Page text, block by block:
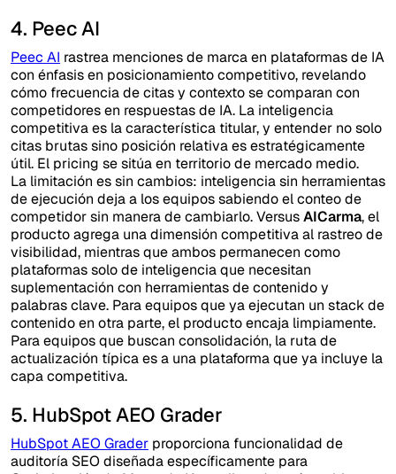
4. Peec AI
Peec AI rastrea menciones de marca en plataformas de IA
con énfasis en posicionamiento competitivo, revelando
cómo frecuencia de citas y contexto se comparan con
competidores en respuestas de IA. La inteligencia
competitiva es la característica titular, y entender no solo
citas brutas sino posición relativa es estratégicamente
útil. El pricing se sitúa en territorio de mercado medio.
La limitación es sin cambios: inteligencia sin herramientas
de ejecución deja a los equipos sabiendo el conteo de
competidor sin manera de cambiarlo. VersusAICarma, el
producto agrega una dimensión competitiva al rastreo de
visibilidad, mientras que ambos permanecen como
plataformas solo de inteligencia que necesitan
suplementación con herramientas de contenido y
palabras clave. Para equipos que ya ejecutan un stack de
contenido en otra parte, el producto encaja limpiamente.
Para equipos que buscan consolidación, la ruta de
actualización típica es a una plataforma que ya incluye la
capa competitiva.
5. HubSpot AEO Grader
HubSpot AEO Grader proporciona funcionalidad de
auditoría SEO diseñada específicamente para